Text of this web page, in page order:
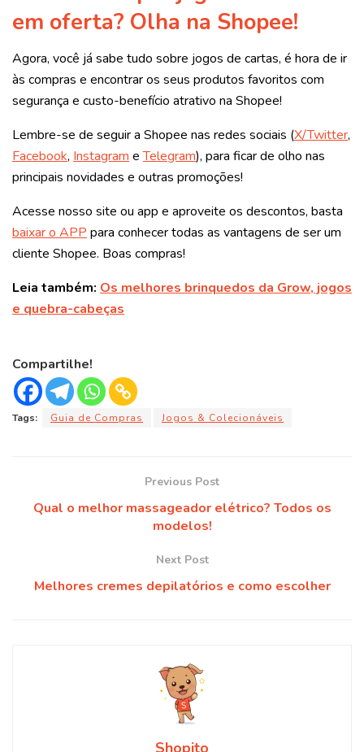
em oferta? Olha na Shopee!
Agora, você já sabe tudo sobre jogos de cartas, é hora de ir
às compras e encontrar os seus produtos favoritos com
segurança e custo-benefício atrativo na Shopee!
Lembre-se de seguir a Shopee nas redes sociais (X/Twitter,
Facebook, Instagram eTelegram), para ficar de olho nas
principais novidades e outras promoções!
Acesse nosso site ou app e aproveite os descontos, basta
baixar o APP para conhecer todas as vantagens de ser um
cliente Shopee. Boas compras!
Leia também: Os melhores brinquedos da Grow, jogos
e quebra-cabeças
Compartilhe!
Tags: Guia de Compras Jogos & Colecionáveis
Previous Post
Qual o melhor massageador elétrico? Todos os
modelos!
Next Post
Melhores cremes depilatórios e como escolher
Shopito